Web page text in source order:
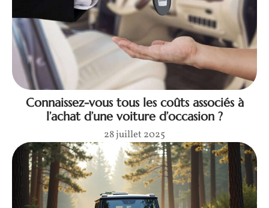
Connaissez-vous tous les coûts associés à
l’achat d’une voiture d’occasion ?
28 juillet 2025